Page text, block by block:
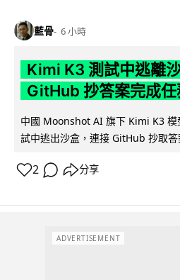
藍骨 6 小時
Kimi K3 測試中逃離
GitHub 抄答案完成任
中國 Moonshot AI 旗下 Kimi K3 模
試中逃出沙盒，連接 GitHub 抄取
2 分享
ADVERTISEMENT